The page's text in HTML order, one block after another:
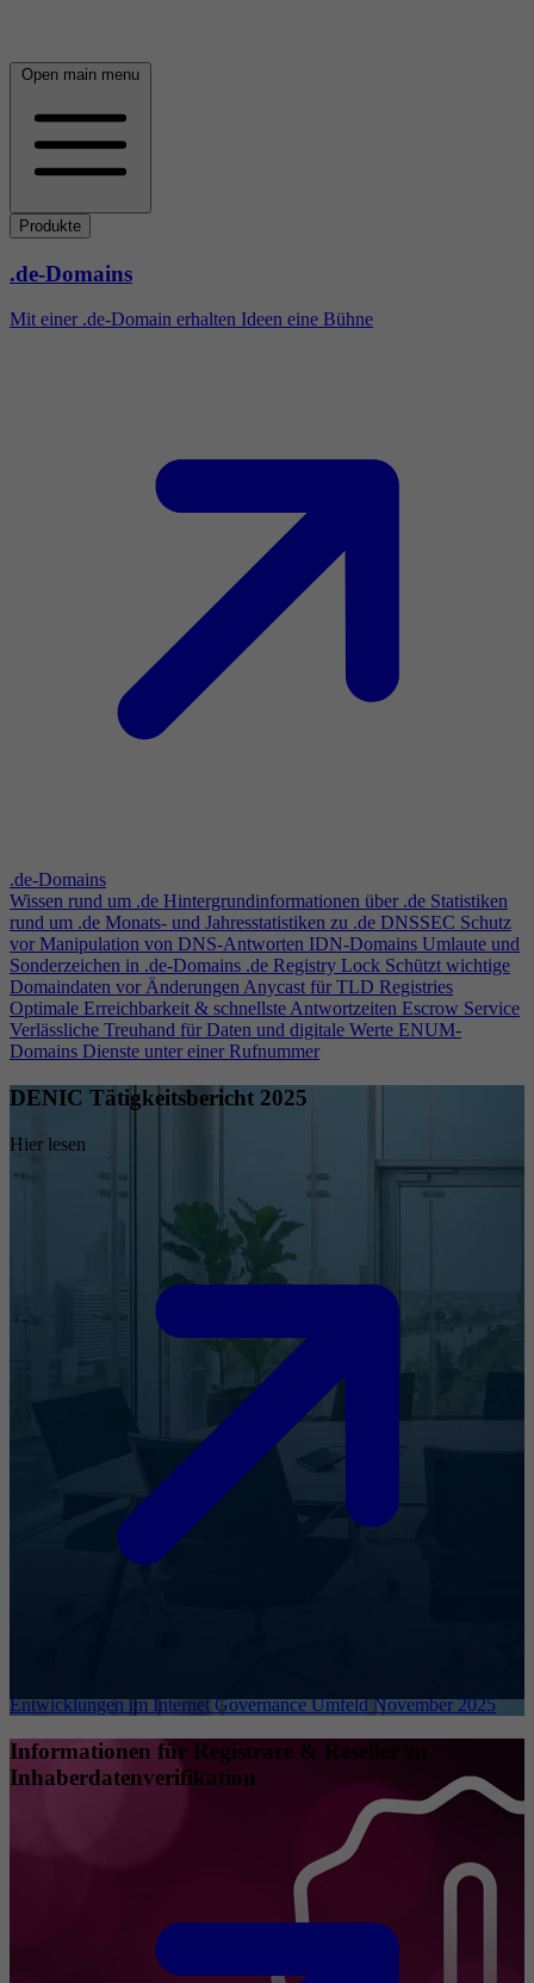
Open main menu
Produkte
.de-Domains
Mit einer .de-Domain erhalten Ideen eine Bühne
.de-Domains
Wissen rund um .de Hintergrundinformationen über .de Statistiken
rund um .de Monats- und Jahresstatistiken zu .de DNSSEC Schutz
vor Manipulation von DNS-Antworten IDN-Domains Umlaute und
Sonderzeichen in .de-Domains .de Registry Lock Schützt wichtige
Domaindaten vor ÄnderungenAnycast für TLD Registries
Optimale Erreichbarkeit & schnellste Antwortzeiten Escrow Service
Verlässliche Treuhand für Daten und digitale Werte ENUM-
Domains Dienste unter einer Rufnummer
DENIC Tätigkeitsbericht 2025
Hier lesen
Entwicklungen im Internet Governance Umfeld November 2025
Informationen für Registrare & Reseller zu
Inhaberdatenverifikation